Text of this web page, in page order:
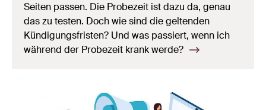
Seiten passen. Die Probezeit ist dazu da, genau
das zu testen. Doch wie sind die geltenden
Kündigungsfristen? Und was passiert, wenn ich
während der Probezeit krank werde?